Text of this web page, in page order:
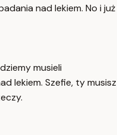
nad lekiem. No i już
musieli
lekiem. Szefie, ty musisz